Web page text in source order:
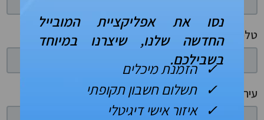
טלפון
עיר
נסו את אפליקציית המובייל
החדשה שלנו, שיצרנו במיוחד
בשבילכם.
✓ הזמנת מיכלים
✓ תשלום חשבון תקופתי
✓ איזור אישי דיגיטלי